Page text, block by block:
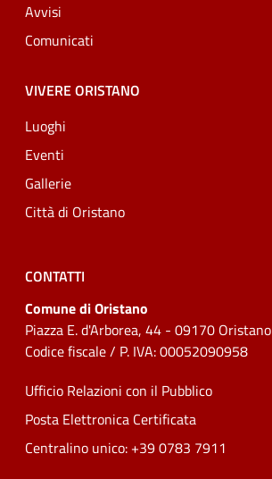
Avvisi
Comunicati
VIVERE ORISTANO
Luoghi
Eventi
Gallerie
Città di Oristano
CONTATTI
Comune di Oristano
Piazza E. d'Arborea, 44 - 09170 Oristano
Codice fiscale / P. IVA: 00052090958
Ufficio Relazioni con il Pubblico
Posta Elettronica Certificata
Centralino unico: +39 0783 7911